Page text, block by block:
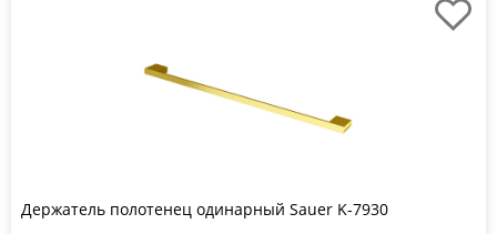
Держатель полотенец одинарный Sauer K-7930